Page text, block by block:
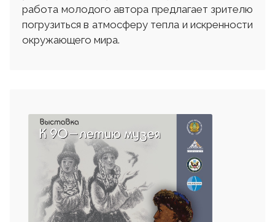
работа молодого автора предлагает зрителю
погрузиться в атмосферу тепла и искренности
окружающего мира.